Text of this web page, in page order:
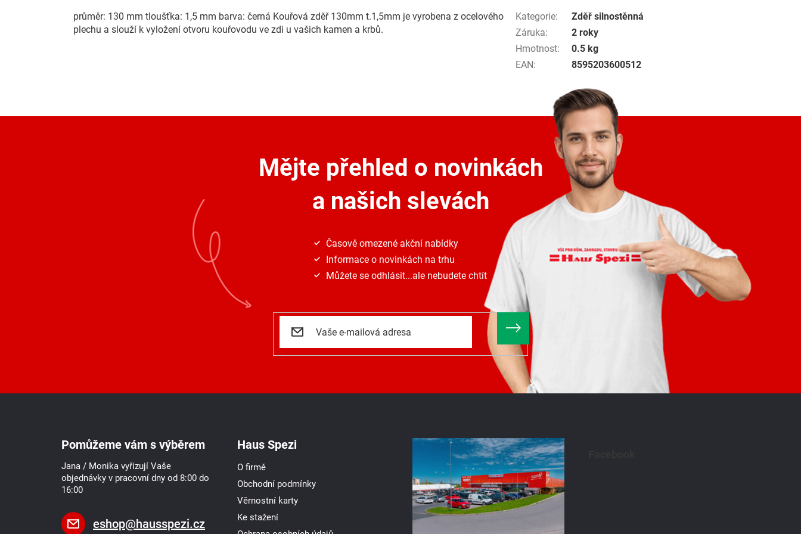
průměr: 130 mm tloušťka: 1,5 mm barva: černá Kouřová zděř 130mm t.1,5mm je vyrobena z ocelového
plechu a slouží k vyložení otvoru kouřovodu ve zdi u vašich kamen a krbů.
Kategorie:
Zděř silnostěnná
Záruka:
2 roky
Hmotnost:
0.5 kg
EAN: 8595203600512
Mějte přehled o novinkách
a našich slevách
Časově omezené akční nabídky
Informace o novinkách na trhu
Můžete se odhlásit...ale nebudete chtít
Pomůžeme vám s výběrem
Jana / Monika vyřizují Vaše
objednávky v pracovní dny od 8:00 do
16:00
eshop@hausspezi.cz
Haus Spezi
O firmě
Obchodní podmínky
Věrnostní karty
Ke stažení